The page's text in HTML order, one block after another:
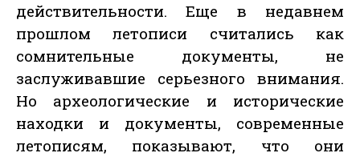
действительности. Еще в недавнем
прошлом летописи считались как
сомнительные документы, не
заслуживавшие серьезного внимания.
Но археологические и исторические
находки и документы, современные
летописям, показывают, что они